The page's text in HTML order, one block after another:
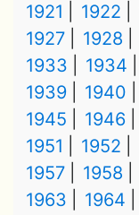
1921
1922
1927
1928
1933
1934
1939
1940
1945
1946
1951
1952
1957
1958
1963
1964